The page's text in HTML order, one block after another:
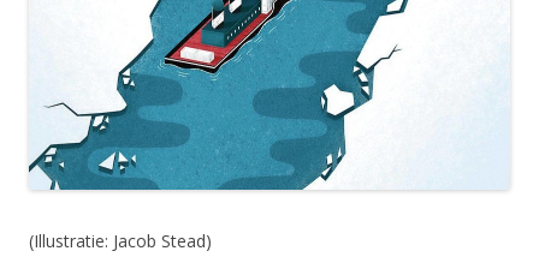
(Illustratie: Jacob Stead)